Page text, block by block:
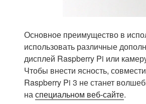
Основное преимущество в
использовать различные
дисплей Raspberry Pi или
Чтобы внести ясность,
Raspberry Pi 3 не станет
наспециальном веб-сайте.